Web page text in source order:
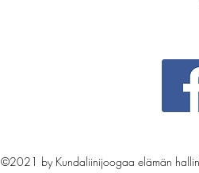
©2021 by Kundaliinijoogaa elämän